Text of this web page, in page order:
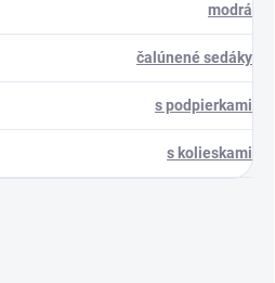
modrá
čalúnené sedáky
s podpierkami
s kolieskami